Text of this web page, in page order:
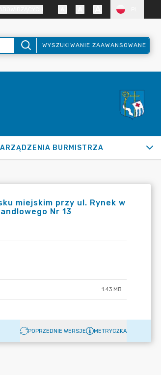
WYSZUKIWANIE ZAAWANSOWANE
BURMISTRZA
miejskim przy ul. Rynek w
Nr 13
1.43 MB
POPRZEDNIE WERSJE METRYCZKA